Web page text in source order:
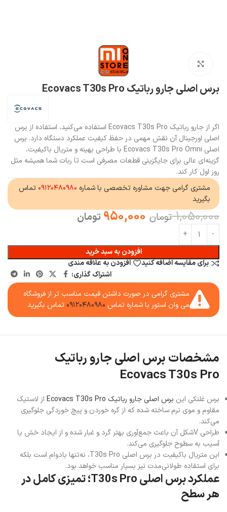
برس اصلی جارو رباتیک Ecovacs T30s Pro
اگر از جارو رباتیک Ecovacs T30s Pro استفاده می‌کنید، استفاده از برس
اصلی اورجینال آن نقش مهمی در حفظ کیفیت عملکرد دستگاه دارد. برس
اصلی Ecovacs T30s Pro Omni با طراحی بهینه و متریال باکیفیت،
گزینه‌ای عالی برای جایگزینی قطعات مصرفی است تا ربات شما همیشه مثل
روز اول کار کند.
مشتری گرامی جهت مشاوره تخصصی با شماره ۰۹۱۲۰۴۸۰۹۸۰ تماس
بگیرید
1,050,000 تومان 950,000 تومان
افزودن به سبد خرید
برای مقایسه اضافه کنید
افزودن به علاقه مندی
اشتراک گذاری:
مشتری گرامی در صورت داشتن قیمت مناسب تر از فروشگاه
می وان استور با شماره تماس ۰۹۱۲۰۴۸۰۹۸۰ تماس بگیرید
مشخصات برس اصلی جارو رباتیک
Ecovacs T30s Pro
برس غلتکی این برس اصلی جارو رباتیک Ecovacs T30s Pro
از لاستیک
مقاوم و موی نرم ساخته شده که از گره خوردن و پیچ خوردگی جلوگیری
می‌کند.
طراحی V‌شکل آن باعث جمع‌آوری بهتر گرد و غبار شده و از ایجاد خش یا
آسیب به سطوح جلوگیری می‌کند.
این متریال باکیفیت در برس اصلی T30s Pro، نه‌تنها بادوام است بلکه
برای استفاده طولانی‌مدت نیز بسیار مناسب خواهد بود.
عملکرد برس اصلی T30s Pro؛ تمیزی کامل در
هر سطح